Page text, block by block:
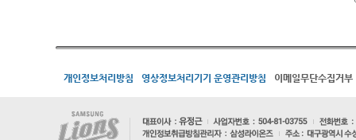
개인정보처리방침 영상정보처리기기 운영관리방침 이메일무단수집거부